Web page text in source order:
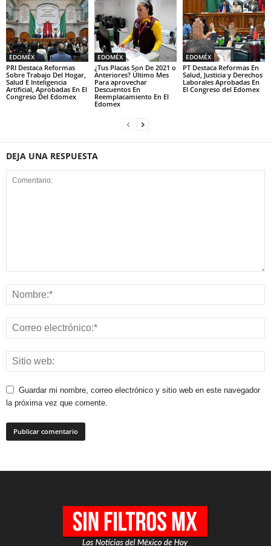
EDOMÉX
PRI Destaca Reformas
Sobre Trabajo Del Hogar,
Salud E Inteligencia
Artificial, Aprobadas En El
Congreso Del Edomex
EDOMÉX
¿Tus Placas Son De 2021 o
Anteriores? Último Mes
Para aprovechar
Descuentos En
Reemplacamiento En El
Edomex
EDOMÉX
PT Destaca Reformas En
Salud, Justicia y Derechos
Laborales Aprobadas En
El Congreso del Edomex
DEJA UNA RESPUESTA
Guardar mi nombre, correo electrónico y sitio web en este navegador
la próxima vez que comente.